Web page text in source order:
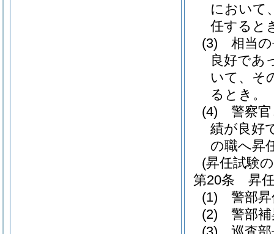
において
任すると
(3)
相当
良好であ
いて、そ
るとき。
(4)
警察
績が良好
の職へ昇
(昇任試験
第20条
昇
(1)
警部
(2)
警部